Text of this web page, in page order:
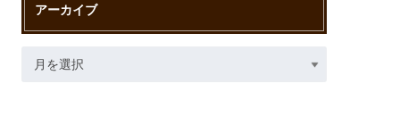
アーカイブ